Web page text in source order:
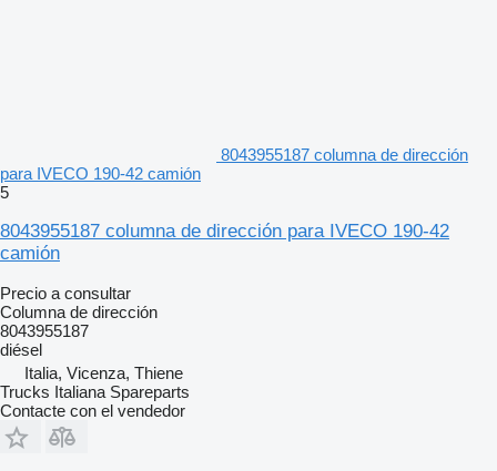
8043955187 columna de dirección
para IVECO 190-42 camión
5
8043955187 columna de dirección para IVECO 190-42
camión
Precio a consultar
Columna de dirección
8043955187
diésel
Italia, Vicenza, Thiene
Trucks Italiana Spareparts
Contacte con el vendedor